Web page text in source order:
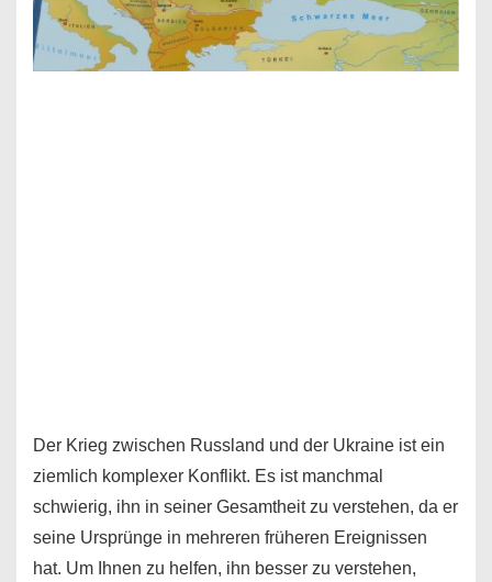
Der Krieg zwischen Russland und der Ukraine ist ein
ziemlich komplexer Konflikt. Es ist manchmal
schwierig, ihn in seiner Gesamtheit zu verstehen, da er
seine Ursprünge in mehreren früheren Ereignissen
hat. Um Ihnen zu helfen, ihn besser zu verstehen,